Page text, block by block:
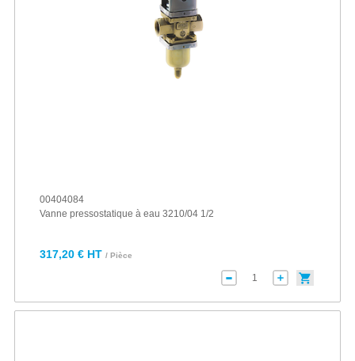
00404084
Vanne pressostatique à eau 3210/04 1/2
317,20 € HT / Pièce